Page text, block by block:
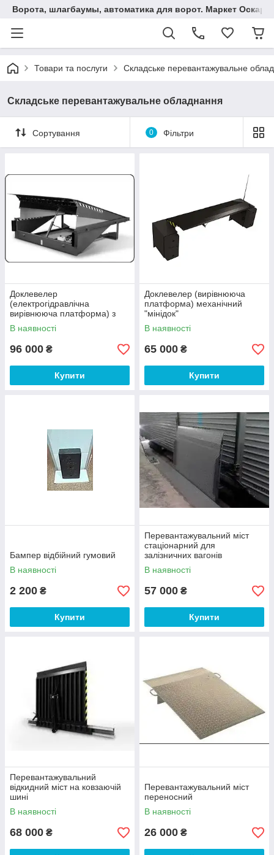
Ворота, шлагбаумы, автоматика для ворот. Маркет Оскар.
Товари та послуги Складське перевантажувальне
Складське перевантажувальне обладнання
Сортування 0 Фільтри
Доклевелер
(електрогідравлічна
вирівнююча платформа) з
поворотною апареллю
В наявності
96 000 ₴
Купити
Доклевелер (вирівнююча
платформа) механічний
"мінідок"
В наявності
65 000 ₴
Купити
Бампер відбійний гумовий
В наявності
2 200 ₴
Купити
Перевантажувальний міст
стаціонарний для
залізничних вагонів
В наявності
57 000 ₴
Купити
Перевантажувальний
відкидний міст на ковзаючій
шині
В наявності
68 000 ₴
Перевантажувальний міст
переносний
В наявності
26 000 ₴